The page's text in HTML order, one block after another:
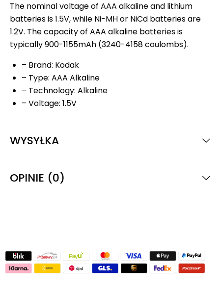
The nominal voltage of AAA alkaline and lithium
batteries is 1.5V, while Ni-MH or NiCd batteries are
1.2V. The capacity of AAA alkaline batteries is
typically 900-1155mAh (3240-4158 coulombs).
– Brand: Kodak
– Type: AAA Alkaline
– Technology: Alkaline
– Voltage: 1.5V
WYSYŁKA
OPINIE (0)